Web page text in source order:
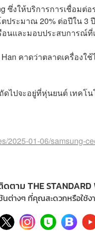
ซึ่งให้บริการการเชื่อม
ประมาณ 20% ต่อปีใน 3
อนและมอบประสบการณ์ที่
คาดว่าตลาดเครื่อง
ไปจะอยู่ที่หุ่นยนต์ เทคโ
2025-01-06/samsung-
ตาม THE STANDARD
ต่างๆ ที่คุณสะดวกหรือใช้ง